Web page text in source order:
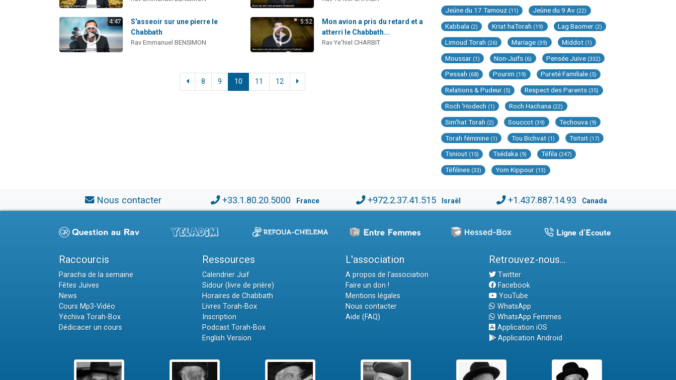
4:47
S'asseoir sur une pierre le
Chabbath
Rav Emmanuel BENSIMON
5:52
Mon avion a pris du retard et a
atterri le Chabbath...
Rav Ye'hiel CHARBIT
8 9 10 11 12
Jeûne du 17 Tamouz (11) Jeûne du 9 Av (22)
Kabbala (2) Kriat haTorah (19) Lag Baomer (2)
Limoud Torah (26) Mariage (39) Middot (1)
Moussar (1) Non-Juifs (6) Pensée Juive (332)
Pessah (68) Pourim (19) Pureté Familiale (5)
Relations & Pudeur (5) Respect des Parents (35)
Roch 'Hodech (1) Roch Hachana (22)
Sim'hat Torah (2) Souccot (39) Techouva (9)
Torah féminine (1) Tou Bichvat (1) Tsitsit (17)
Tsniout (15) Tsédaka (9) Téfila (247)
Téfilines (33) Yom Kippour (13)
Nous contacter +33.1.80.20.5000 France +972.2.37.41.515 Israël +1.437.887.14.93 Canada
Raccourcis
Paracha de la semaine
Fêtes Juives
News
Cours Mp3-Vidéo
Yéchiva Torah-Box
Dédicacer un cours
Ressources
Calendrier Juif
Sidour (livre de prière)
Horaires de Chabbath
Livres Torah-Box
Inscription
Podcast Torah-Box
English Version
L'association
A propos de l'association
Faire un don !
Mentions légales
Nous contacter
Aide (FAQ)
Retrouvez-nous...
Twitter
Facebook
YouTube
WhatsApp
WhatsApp Femmes
Application iOS
Application Android